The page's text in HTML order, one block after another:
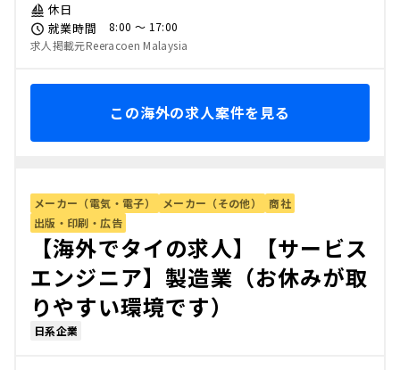
休日
就業時間
8:00 〜 17:00
求人掲載元Reeracoen Malaysia
この海外の求人案件を見る
メーカー（電気・電子） メーカー（その他）
商社
出版・印刷・広告
【海外でタイの求人】【サービス
エンジニア】製造業（お休みが取
りやすい環境です）
日系企業